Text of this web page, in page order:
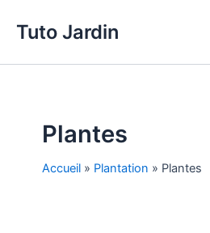
Tuto Jardin
Plantes
Accueil» Plantation » Plantes